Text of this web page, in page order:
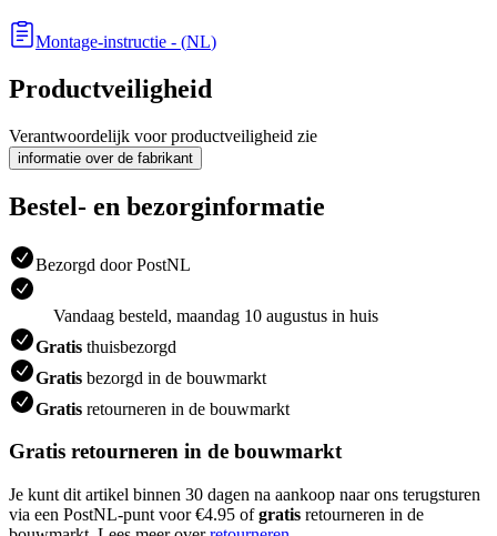
Montage-instructie - (NL)
Productveiligheid
Verantwoordelijk voor productveiligheid zie
informatie over de fabrikant
Bestel- en bezorginformatie
Bezorgd door PostNL
Vandaag besteld, maandag 10 augustus in huis
Gratis thuisbezorgd
Gratis bezorgd in de bouwmarkt
Gratis retourneren in de bouwmarkt
Gratis retourneren in de bouwmarkt
Je kunt dit artikel binnen 30 dagen na aankoop naar ons terugsturen
via een PostNL-punt voor €4.95 ofgratis retourneren in de